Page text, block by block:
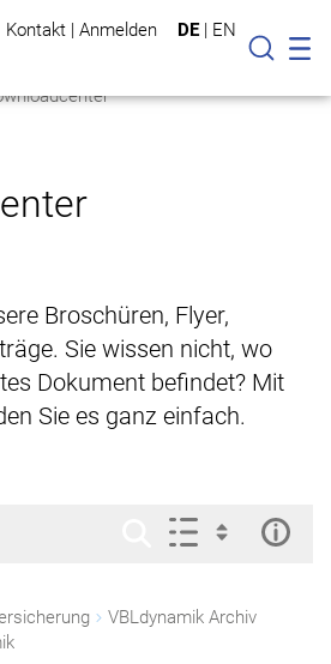
Kontakt | Anmelden DE | EN
Suche
Broschüren, Flyer,
Sie wissen nicht, wo
Dokument befindet? Mit
Sie es ganz einfach.
VBLdynamik Archiv